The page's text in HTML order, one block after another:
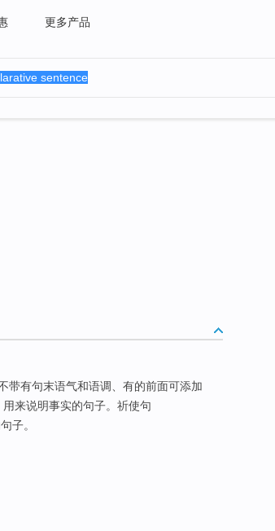
更多产品
带有句末语气和语调、有的前面可添加
用来说明事实的句子。祈使句
子。